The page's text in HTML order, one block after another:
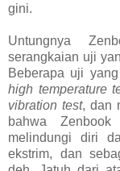
gini.
Untungnya
serangkaian uji
Beberapa uji
high temperature
vibration test, dan
bahwa
melindungi diri
ekstrim, dan